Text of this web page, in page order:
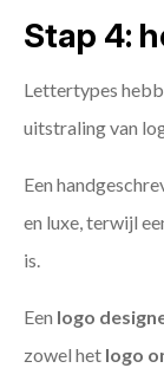
Stap 4:
Lettertypes
uitstraling van
Een
en luxe, terwijl
is.
Een logo
zowel het logo